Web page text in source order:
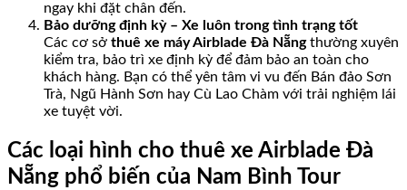
ngay khi đặt chân đến.
Bảo dưỡng định kỳ – Xe luôn trong tình trạng tốt
Các cơ sở thuê xe máy Airblade Đà Nẵngthường xuyên
kiểm tra, bảo trì xe định kỳ để đảm bảo an toàn cho
khách hàng. Bạn có thể yên tâm vi vu đến Bán đảo Sơn
Trà, Ngũ Hành Sơn hay Cù Lao Chàm với trải nghiệm lái
xe tuyệt vời.
Các loại hình cho thuê xe Airblade Đà
Nẵng phổ biến của Nam Bình Tour